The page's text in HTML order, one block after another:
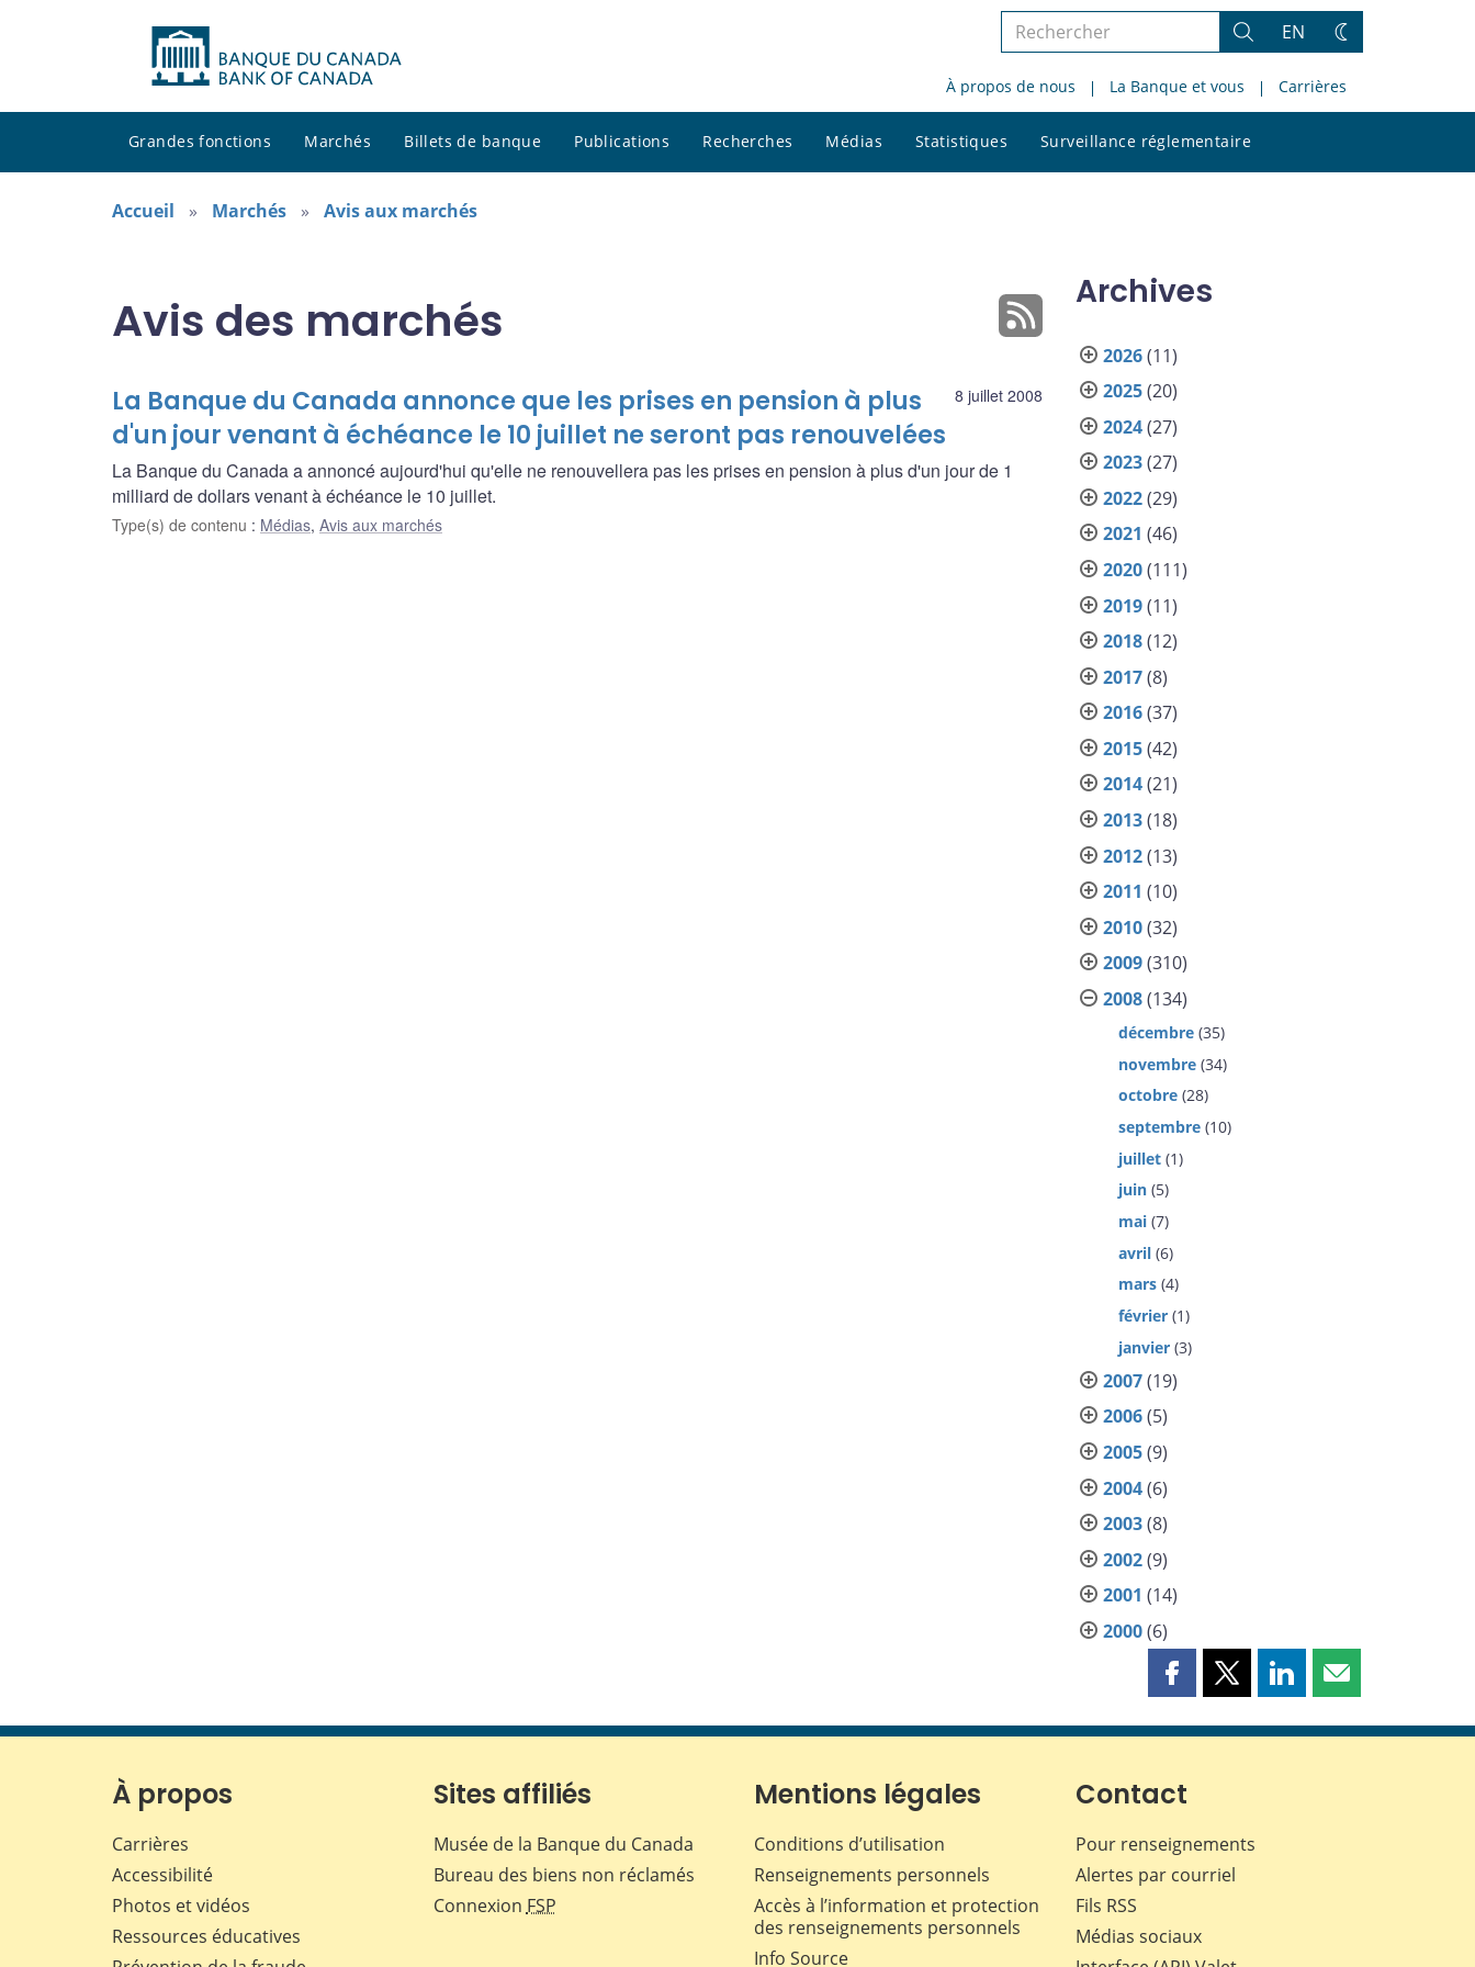
Rechercher
le
site
Rechercher
EN
Changez
thème
À propos de nous La Banque et vous Carrières
Grandes fonctions Marchés Billets de banque Publications Recherches Médias Statistiques Surveillance réglementaire
le
Accueil Marchés Avis aux marchés
Avis des marchés
8 juillet 2008
La Banque du Canada annonce que les prises en pension à plus
d'un jour venant à échéance le 10 juillet ne seront pas renouvelées
La Banque du Canada a annoncé aujourd'hui qu'elle ne renouvellera pas les prises en pension à plus d'un jour de 1
milliard de dollars venant à échéance le 10 juillet.
Type(s) de contenu : Médias, Avis aux marchés
Archives
2026(11)
2025(20)
2024(27)
2023(27)
2022(29)
2021 (46)
2020(111)
2019(11)
2018(12)
2017(8)
2016(37)
2015(42)
2014(21)
2013(18)
2012(13)
2011 (10)
2010(32)
2009(310)
2008(134)
décembre (35)
novembre (34)
octobre (28)
septembre (10)
juillet (1)
juin (5)
mai (7)
avril (6)
mars (4)
février (1)
janvier (3)
2007(19)
2006(5)
2005(9)
2004(6)
2003(8)
2002(9)
2001 (14)
2000(6)
Partager
page
Facebook
Partager
page
Partager
page
Partager
page
À propos
Carrières
Accessibilité
Photos et vidéos
Ressources éducatives
Sites affiliés
Musée de la Banque du Canada
Bureau des biens non réclamés
Connexion FSP
Mentions légales
Conditions d’utilisation
Renseignements personnels
Accès à l’information et protection
des renseignements personnels
Info Source
Contact
Pour renseignements
Alertes par courriel
Fils RSS
Médias sociaux